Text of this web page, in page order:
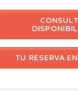
TU RESERVA